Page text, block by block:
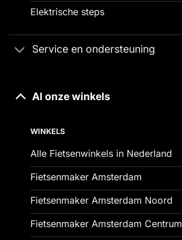
Elektrische steps
Service en ondersteuning
Al onze winkels
WINKELS
Alle Fietsenwinkels in Nederland
Fietsenmaker Amsterdam
Fietsenmaker Amsterdam Noord
Fietsenmaker Amsterdam Centrum